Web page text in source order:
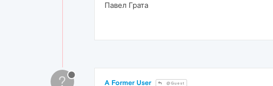
Павел Грата
? A Former User @Guest